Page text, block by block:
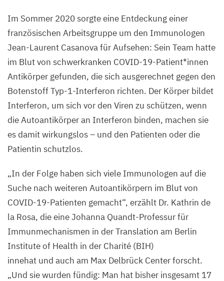
Im Sommer 2020sorgte eine Entdeckung einer
französischen Arbeitsgruppe um den Immunologen
Jean-Laurent Casanova für Aufsehen: Sein Team hatte
im Blut von schwerkranken COVID-19-Patient*innen
Antikörper gefunden, die sich ausgerechnet gegen den
Botenstoff Typ-1-Interferon richten. Der Körper bildet
Interferon, um sich vor den Viren zu schützen, wenn
die Autoantikörper an Interferon binden, machen sie
es damit wirkungslos – und den Patienten oder die
Patientin schutzlos.
„In der Folge haben sich viele Immunologen auf die
Suche nach weiteren Autoantikörpern im Blut von
COVID-19-Patienten gemacht“, erzählt Dr. Kathrin de
la Rosa, die eine Johanna Quandt-Professur für
Immunmechanismen in der Translation am Berlin
Institute of Health in der Charité (BIH)
innehat und auch am Max Delbrück Center forscht.
„Und sie wurden fündig: Man hat bisher insgesamt 17